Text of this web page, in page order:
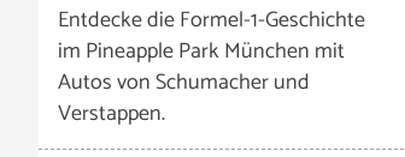
Entdecke die Formel-1-Geschichte
im Pineapple Park München mit
Autos von Schumacher und
Verstappen.